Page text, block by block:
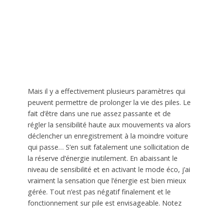
Mais il y a effectivement plusieurs paramètres qui
peuvent permettre de prolonger la vie des piles. Le
fait d’être dans une rue assez passante et de
régler la sensibilité haute aux mouvements va alors
déclencher un enregistrement à la moindre voiture
qui passe… S’en suit fatalement une sollicitation de
la réserve d’énergie inutilement. En abaissant le
niveau de sensibilité et en activant le mode éco, j’ai
vraiment la sensation que l’énergie est bien mieux
gérée. Tout n’est pas négatif finalement et le
fonctionnement sur pile est envisageable. Notez